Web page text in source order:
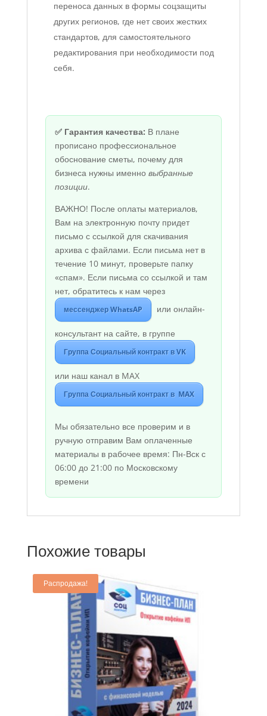
переноса данных в формы соцзащиты
других регионов, где нет своих жестких
стандартов, для самостоятельного
редактирования при необходимости под
себя.
✅ Гарантия качества: В плане
прописано профессиональное
обоснование сметы, почему для
бизнеса нужны именно выбранные
позиции.
ВАЖНО! После оплаты материалов,
Вам на электронную почту придет
письмо с ссылкой для скачивания
архива с файлами. Если письма нет в
течение 10 минут, проверьте папку
«спам». Если письма со ссылкой и там
нет, обратитесь к нам через
мессенджер WhatsAP или онлайн-
консультант на сайте, в группе
Группа Социальный контракт в VK
или наш канал в MAX
Группа Социальный контракт в MAX
Мы обязательно все проверим и в
ручную отправим Вам оплаченные
материалы в рабочее время: Пн-Вск с
06:00 до 21:00 по Московскому
времени
Похожие товары
Распродажа!